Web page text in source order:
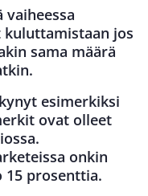
jos
sama määrä
esimerkiksi
ovat olleet
onkin
15 prosenttia.